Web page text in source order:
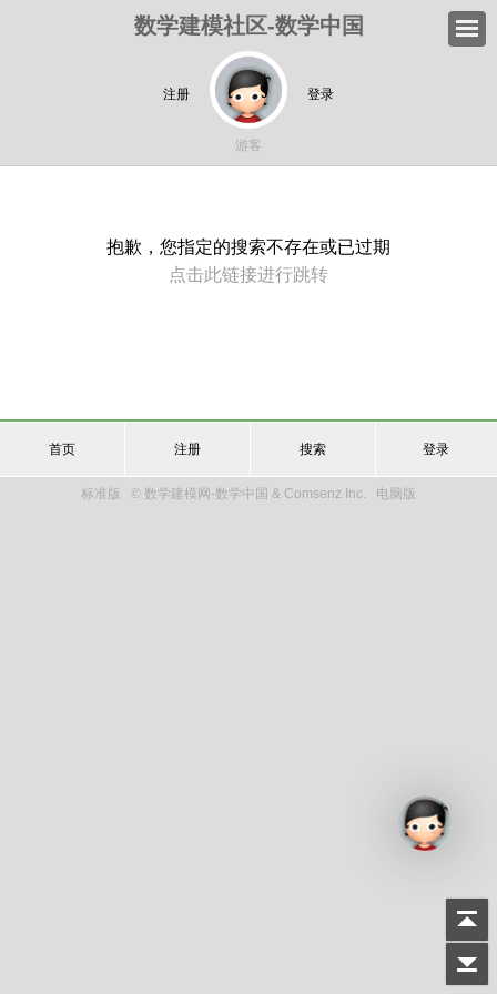
数学建模社区-数学中国
注册 登录
游客
抱歉，您指定的搜索不存在或已过期
点击此链接进行跳转
首页 注册 搜索 登录
标准版 © 数学建模网-数学中国 & Comsenz Inc. 电脑版